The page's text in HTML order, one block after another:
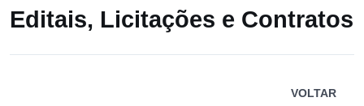
Editais, Licitações e Contratos
VOLTAR